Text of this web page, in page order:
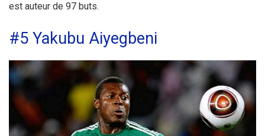
est auteur de 97 buts.
#5 Yakubu Aiyegbeni